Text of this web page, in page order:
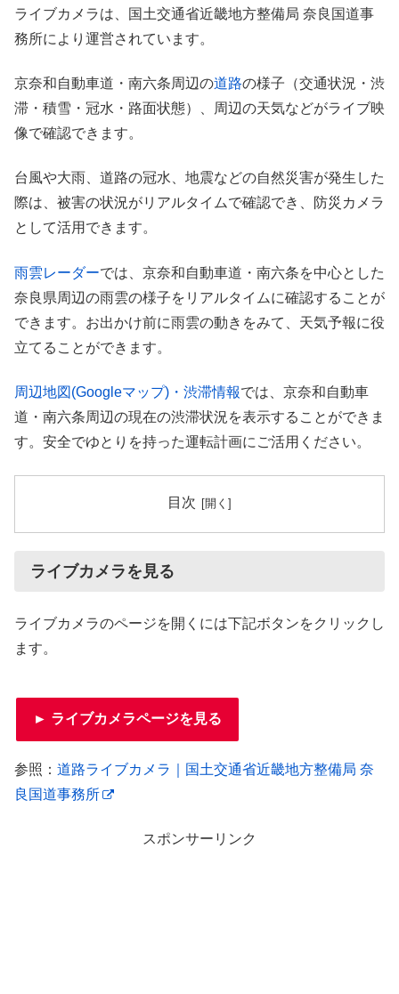
ライブカメラは、国土交通省近畿地方整備局 奈良国道事
務所により運営されています。
京奈和自動車道・南六条周辺の道路の様子（交通状況・渋
滞・積雪・冠水・路面状態）、周辺の天気などがライブ映
像で確認できます。
台風や大雨、道路の冠水、地震などの自然災害が発生した
際は、被害の状況がリアルタイムで確認でき、防災カメラ
として活用できます。
雨雲レーダーでは、京奈和自動車道・南六条を中心とした
奈良県周辺の雨雲の様子をリアルタイムに確認することが
できます。お出かけ前に雨雲の動きをみて、天気予報に役
立てることができます。
周辺地図(Googleマップ)・渋滞情報では、京奈和自動車
道・南六条周辺の現在の渋滞状況を表示することができま
す。安全でゆとりを持った運転計画にご活用ください。
目次
ライブカメラを見る
ライブカメラのページを開くには下記ボタンをクリックし
ます。
► ライブカメラページを見る
参照： 道路ライブカメラ｜国土交通省近畿地方整備局 奈
良国道事務所
スポンサーリンク